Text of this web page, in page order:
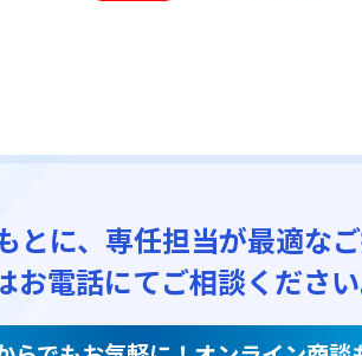
とに、専任担当が最適なご
お電話にてご相談ください